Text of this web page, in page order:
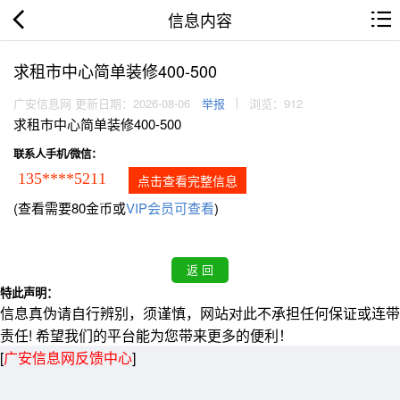
信息内容
求租市中心简单装修400-500
广安信息网 更新日期：2026-08-06 举报 浏览：912
求租市中心简单装修400-500
联系人手机/微信：
135****5211 点击查看完整信息
(查看需要80金币或VIP会员可查看)
特此声明：
信息真伪请自行辨别，须谨慎，网站对此不承担任何保证或连带
责任! 希望我们的平台能为您带来更多的便利！
[广安信息网反馈中心]